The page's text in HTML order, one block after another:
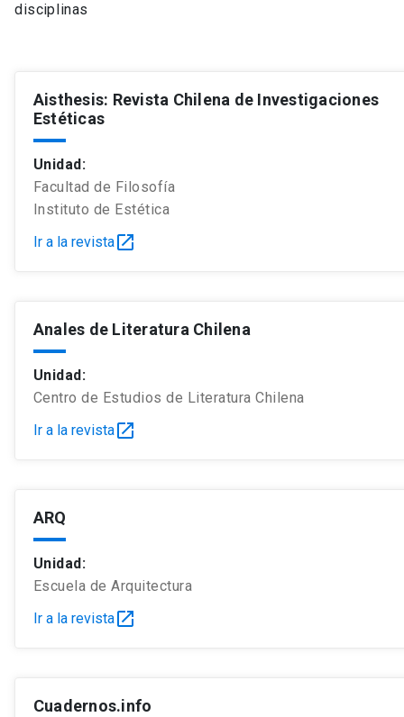
disciplinas
Aisthesis: Revista Chilena de Investigaciones
Estéticas
Unidad:
Facultad de Filosofía
Instituto de Estética
Ir a la revistaopen_in_new
Anales de Literatura Chilena
Unidad:
Centro de Estudios de Literatura Chilena
Ir a la revistaopen_in_new
ARQ
Unidad:
Escuela de Arquitectura
Ir a la revistaopen_in_new
Cuadernos.info